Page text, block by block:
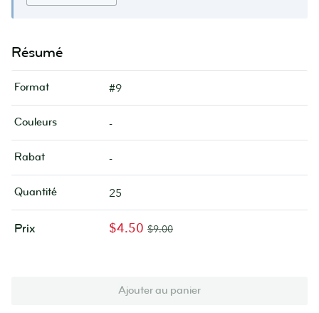
Résumé
Format #9
Couleurs -
Rabat -
Quantité 25
Prix $4.50 $9.00
Ajouter au panier